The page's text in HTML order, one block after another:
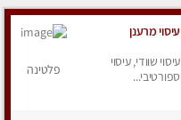
עיסוי מרענן
עיסוי שוודי, עיסוי
ספורטיבי...
פלטינה